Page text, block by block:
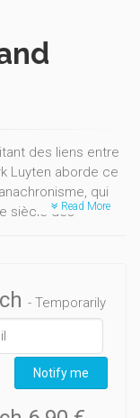
des liens entre
Luyten aborde ce
qui
siècle des
à tous les
des
secteurs ou des
comment le
l’idée d’une
Read More
- Temporarily
Notify me